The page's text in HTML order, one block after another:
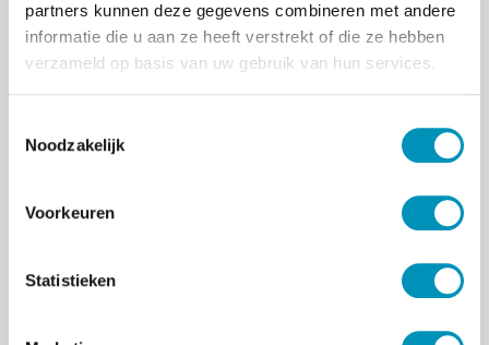
partners kunnen deze gegevens combineren met andere
informatie die u aan ze heeft verstrekt of die ze hebben
verzameld op basis van uw gebruik van hun services.
Noodzakelijk
Voorkeuren
Statistieken